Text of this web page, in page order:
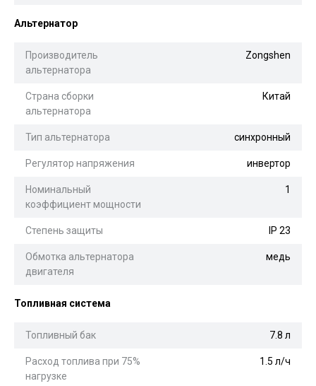
Альтернатор
Производитель
альтернатора
Zongshen
Страна сборки
альтернатора
Китай
Тип альтернатора синхронный
Регулятор напряжения инвертор
Номинальный
коэффициент мощности
1
Степень защиты IP 23
Обмотка альтернатора
двигателя
медь
Топливная система
Топливный бак 7.8 л
Расход топлива при 75%
нагрузке
1.5 л/ч